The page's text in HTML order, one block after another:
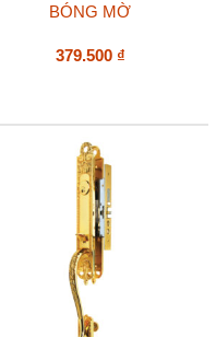
BÓNG MỜ
379.500 ₫